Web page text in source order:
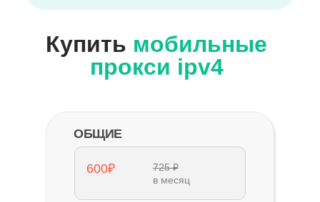
Купить мобильные
прокси ipv4
ОБЩИЕ
600₽
725 ₽
в месяц